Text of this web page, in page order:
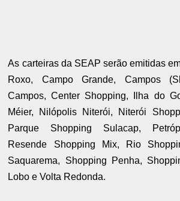
As carteiras da SEAP serão emitidas
Roxo, Campo Grande, Campos
Campos, Center Shopping, Ilha do
Méier, Nilópolis Niterói, Niterói
Parque Shopping Sulacap,
Resende Shopping Mix, Rio
Saquarema, Shopping Penha,
Lobo e Volta Redonda.